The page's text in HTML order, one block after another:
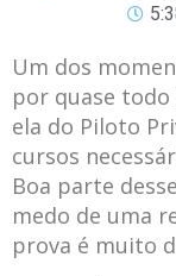
Um dos
por quase todo
ela do Piloto
cursos
Boa parte
medo de uma
prova é muito